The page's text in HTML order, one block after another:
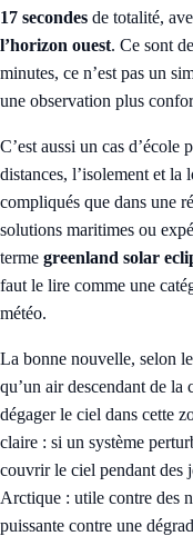
17 secondes de totalité,
l’horizon ouest. Ce sont
minutes, ce n’est pas un
une observation plus
C’est aussi un cas
distances, l’isolement et la
compliqués que dans une
solutions maritimes ou
terme greenland solar
faut le lire comme une
météo.
La bonne nouvelle, selon
qu’un air descendant de la
dégager le ciel dans cette
claire : si un système
couvrir le ciel pendant des
Arctique : utile contre des
puissante contre une